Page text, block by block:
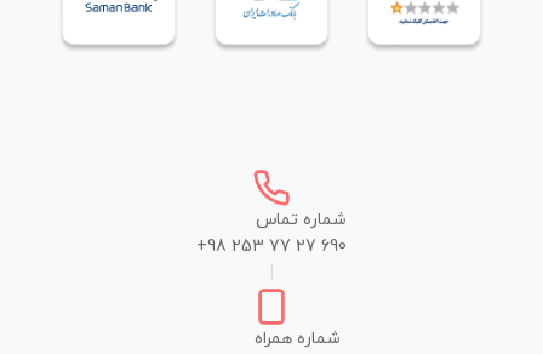
شماره تماس
+98 253 77 27 690
شماره همراه